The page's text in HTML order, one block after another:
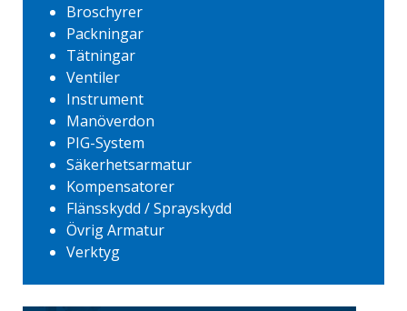
Broschyrer
Packningar
Tätningar
Ventiler
Instrument
Manöverdon
PIG-System
Säkerhetsarmatur
Kompensatorer
Flänsskydd / Sprayskydd
Övrig Armatur
Verktyg